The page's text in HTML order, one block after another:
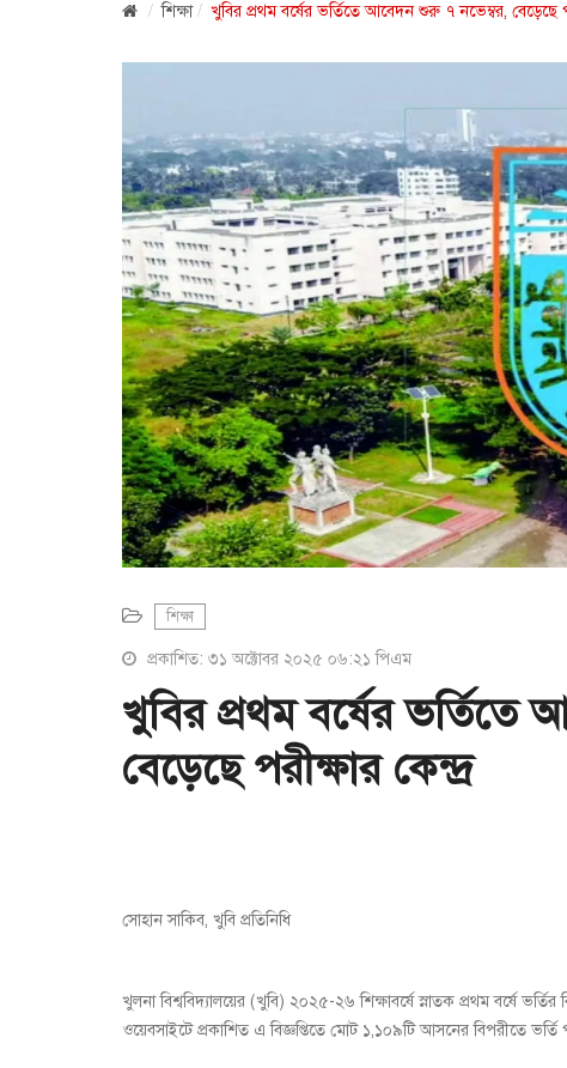
শিক্ষা খুবির প্রথম বর্ষের ভর্তিতে আবেদন শুরু ৭ নভেম্বর, বেড়েছে
শিক্ষা
প্রকাশিত: ৩১ অক্টোবর ২০২৫ ০৬:২১ পিএম
খুবির প্রথম বর্ষের
বেড়েছে পরীক্ষার কেন্দ্র
সোহান সাকিব, খুবি প্রতিনিধি
খুলনা বিশ্ববিদ্যালয়ের (খুবি) ২০২৫-২৬ শিক্ষাবর্ষে স্নাতক প্রথম বর্ষে
ওয়েবসাইটে প্রকাশিত এ বিজ্ঞপ্তিতে মোট ১,১০৯টি আসনের বিপরীতে ভর্তি